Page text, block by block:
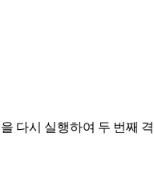
다시 실행하여 두 번째